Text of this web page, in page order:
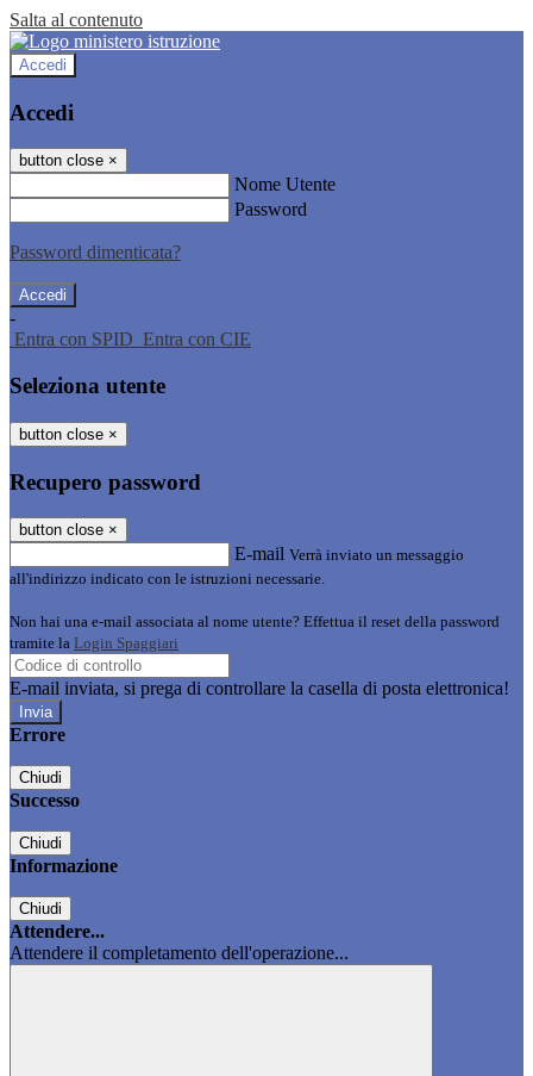
Salta al contenuto
Accedi
Accedi
button close ×
Nome Utente
Password
Password dimenticata?
-
Entra con SPID Entra con CIE
Seleziona utente
button close ×
Recupero password
button close ×
E-mail Verrà inviato un messaggio
all'indirizzo indicato con le istruzioni necessarie.
Non hai una e-mail associata al nome utente? Effettua il reset della password
tramite la Login Spaggiari
E-mail inviata, si prega di controllare la casella di posta elettronica!
Errore
Chiudi
Successo
Chiudi
Informazione
Chiudi
Attendere...
Attendere il completamento dell'operazione...